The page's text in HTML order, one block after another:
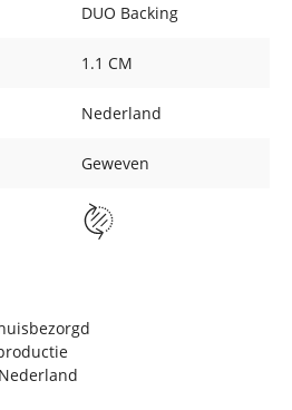
DUO Backing
1.1 CM
Nederland
Geweven